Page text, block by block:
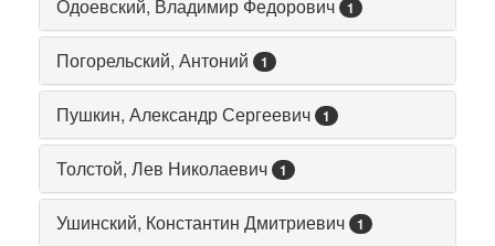
Одоевский, Владимир Федорович 1
Погорельский, Антоний 1
Пушкин, Александр Сергеевич 1
Толстой, Лев Николаевич 1
Ушинский, Константин Дмитриевич 1